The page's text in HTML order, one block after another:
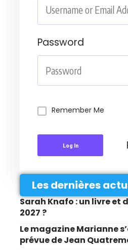
Password
Remember Me
Log In
Les dernières
Sarah Knafo : un livre et
2027 ?
Le magazine Marianne
prévue de Jean